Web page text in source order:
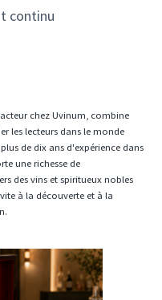
continu
chez Uvinum, combine
les lecteurs dans le monde
de dix ans d'expérience dans
une richesse de
des vins et spiritueux nobles
à la découverte et à la